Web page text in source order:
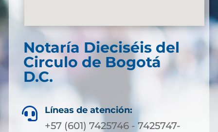
Notaría Dieciséis del
Circulo de Bogotá
D.C.
 Líneas de atención:
+57 (601) 7425746 - 7425747-